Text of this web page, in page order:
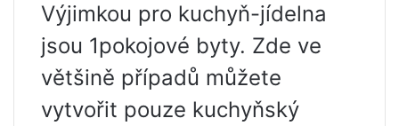
Výjimkou pro kuchyň-jídelna
jsou 1pokojové byty. Zde ve
většině případů můžete
vytvořit pouze kuchyňský